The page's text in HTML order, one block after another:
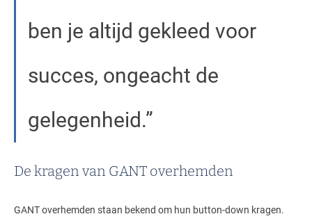
ben je altijd gekleed voor
succes, ongeacht de
gelegenheid.
De kragen van GANT overhemden
GANT overhemden staan bekend om hun button-down kragen.